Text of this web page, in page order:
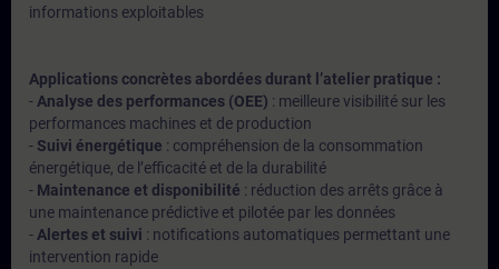
informations exploitables
Applications concrètes abordées durant l’atelier pratique :
- Analyse des performances (OEE) : meilleure visibilité sur les
performances machines et de production
- Suivi énergétique : compréhension de la consommation
énergétique, de l’efficacité et de la durabilité
- Maintenance et disponibilité : réduction des arrêts grâce à
une maintenance prédictive et pilotée par les données
- Alertes et suivi : notifications automatiques permettant une
intervention rapide